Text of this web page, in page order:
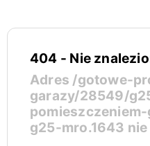
404 - Nie
Adres /gotowe-
garazy/28549/
g25-mro.1643